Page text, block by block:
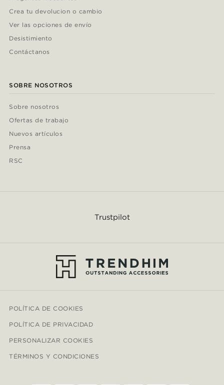
Crea tu devolucion o cambio
Ver las opciones de envío
Desistimiento
Contáctanos
SOBRE NOSOTROS
Sobre nosotros
Ofertas de trabajo
Nuevos artículos
Prensa
RSC
Trustpilot
POLÍTICA DE COOKIES
POLÍTICA DE PRIVACIDAD
PERSONALIZAR COOKIES
TÉRMINOS Y CONDICIONES